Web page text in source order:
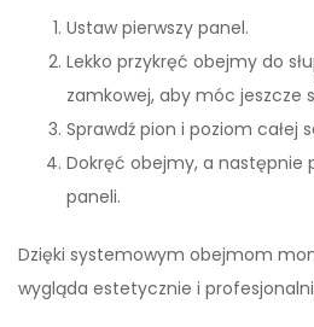
Ustaw pierwszy panel.
Lekko przykręć obejmy do
zamkowej, aby móc jeszcze
Sprawdź pion i poziom całej
Dokręć obejmy, a następnie
paneli.
Dzięki systemowym obejmom
wygląda estetycznie i